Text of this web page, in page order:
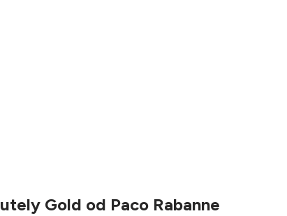
Gold od Paco Rabanne